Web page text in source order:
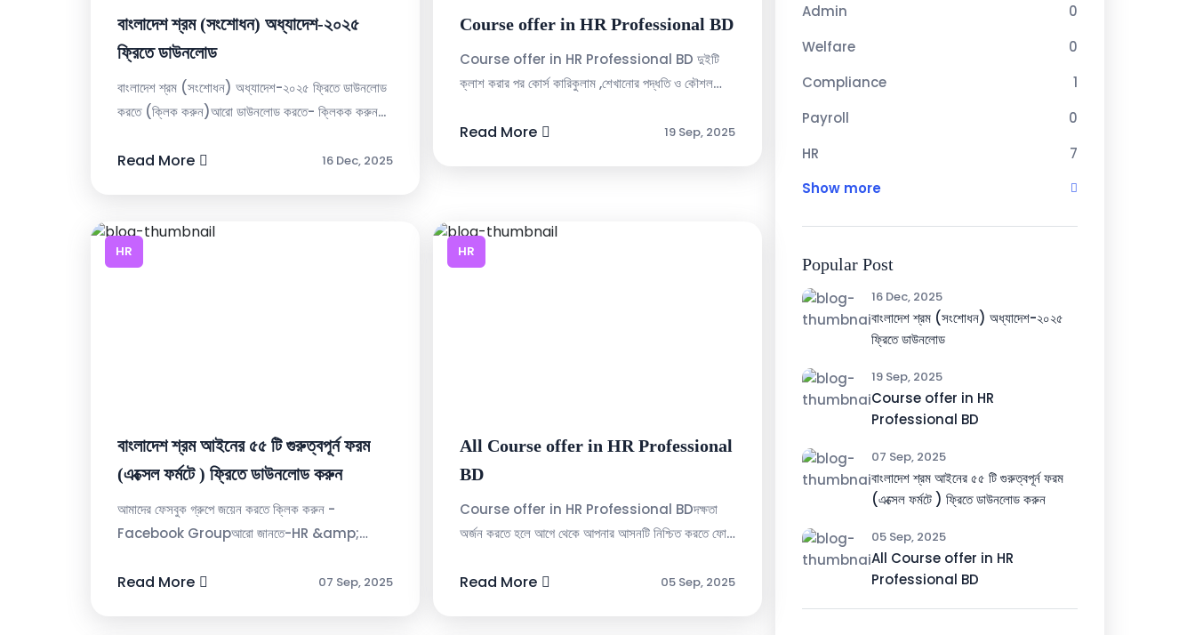
বাংলাদেশ শ্রম (সংশোধন) অধ্যাদেশ-২০২৫
ফ্রিতে ডাউনলোড
বাংলাদেশ শ্রম (সংশোধন) অধ্যাদেশ-২০২৫ ফ্রিতে ডাউনলোড
করতে (ক্লিক করুন)আরো ডাউনলোড করতে- ক্লিকক করুন...
Read More 16 Dec, 2025
Course offer in HR Professional BD
Course offer in HR Professional BD দুইটি
ক্লাশ করার পর কোর্স কারিকুলাম ,শেখানোর পদ্ধতি ও কৌশল
দক্ষত...
Read More 19 Sep, 2025
HR
বাংলাদেশ শ্রম আইনের ৫৫ টি গুরুত্বপূর্ন ফরম
(এক্সেল ফর্মটে ) ফ্রিতে ডাউনলোড করুন
আমাদের ফেসবুক গ্রুপে জয়েন করতে ক্লিক করুন -
Facebook Groupআরো জানতে-HR &amp;
(৭৪ টপিক) (adsby...
Read More 07 Sep, 2025
HR
All Course offer in HR Professional
BD
Course offer in HR Professional BDদক্ষতা
অর্জন করতে হলে আগে থেকে আপনার আসনটি নিশ্চিত করতে ফোন
DetailsAdmission FormClass St...
Read More 05 Sep, 2025
Admin
0
Welfare
0
Compliance
1
Payroll
0
HR
7
Show more
Popular Post
16 Dec, 2025
বাংলাদেশ শ্রম (সংশোধন) অধ্যাদেশ-২০২৫
ফ্রিতে ডাউনলোড
19 Sep, 2025
Course offer in HR
Professional BD
07 Sep, 2025
বাংলাদেশ শ্রম আইনের ৫৫ টি গুরুত্বপূর্ন ফরম
(এক্সেল ফর্মটে ) ফ্রিতে ডাউনলোড করুন
05 Sep, 2025
All Course offer in HR
Professional BD